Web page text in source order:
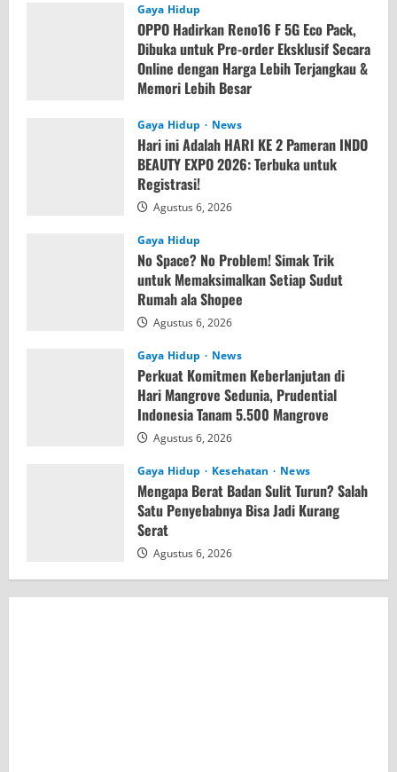
Gaya Hidup
OPPO Hadirkan Reno16 F 5G Eco Pack,
Dibuka untuk Pre-order Eksklusif Secara
Online dengan Harga Lebih Terjangkau &
Memori Lebih Besar
Gaya Hidup
News
Hari ini Adalah HARI KE 2 Pameran INDO
BEAUTY EXPO 2026: Terbuka untuk
Registrasi!
Agustus 6, 2026
Gaya Hidup
No Space? No Problem! Simak Trik
untuk Memaksimalkan Setiap Sudut
Rumah ala Shopee
Agustus 6, 2026
Gaya Hidup News
Perkuat Komitmen Keberlanjutan di
Hari Mangrove Sedunia, Prudential
Indonesia Tanam 5.500 Mangrove
Agustus 6, 2026
Gaya Hidup Kesehatan News
Mengapa Berat Badan Sulit Turun? Salah
Satu Penyebabnya Bisa Jadi Kurang
Serat
Agustus 6, 2026